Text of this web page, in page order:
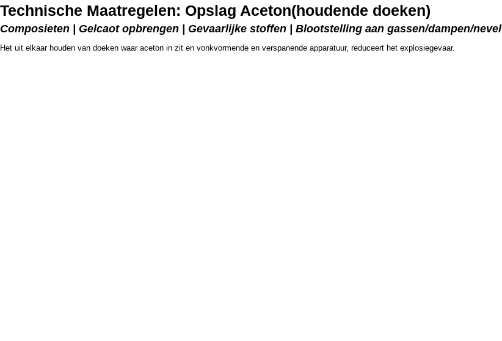
Technische Maatregelen: Opslag Aceton(houdende doeken)
Composieten | Gelcaot opbrengen | Gevaarlijke stoffen | Blootstelling aan gassen/dampen/nevel
Het uit elkaar houden van doeken waar aceton in zit en vonkvormende en verspanende apparatuur, reduceert het explosiegevaar.